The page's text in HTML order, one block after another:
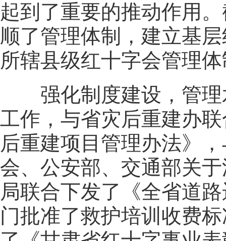
起到了重要的推动作用
顺了管理体制，建立基
所辖县级红十字会管理
强化制度建设，管理
工作，与省灾后重建办
后重建项目管理办法》
会、公安部、交通部关
局联合下发了《全省道
门批准了救护培训收费